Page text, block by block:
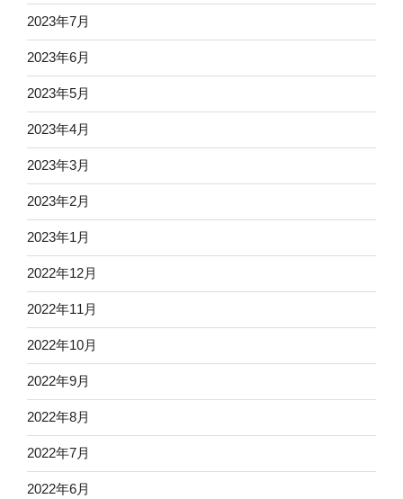
2023年7月
2023年6月
2023年5月
2023年4月
2023年3月
2023年2月
2023年1月
2022年12月
2022年11月
2022年10月
2022年9月
2022年8月
2022年7月
2022年6月